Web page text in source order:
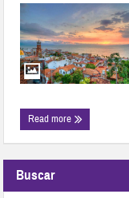
Read more
Buscar